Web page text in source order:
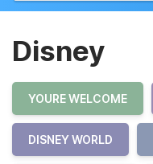
Disney
YOURE WELCOME
DISNEY WORLD